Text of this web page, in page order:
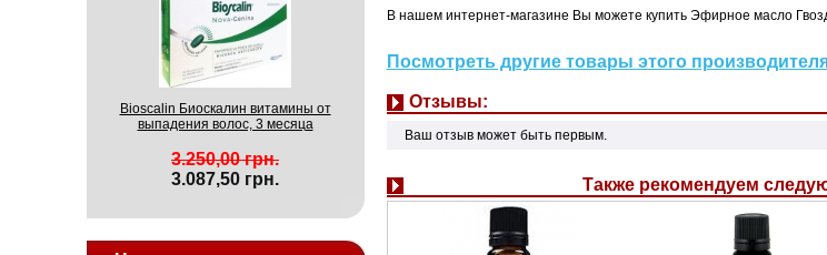
Bioscalin Биоскалин витамины от
выпадения волос, 3 месяца
3.250,00 грн.
3.087,50 грн.
В нашем интернет-магазине Вы можете купить Эфирное масло
Посмотреть другие товары этого
Отзывы:
Ваш отзыв может быть первым.
Также рекомендуем